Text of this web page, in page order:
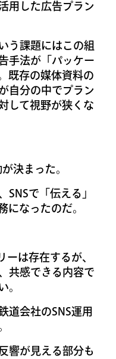
用した広告プラン
う課題にはこの組
手法が「パッケー
既存の媒体資料の
自分の中でプラン
して視野が狭くな
決まった。
SNSで「伝える」
になったのだ。
ーは存在するが、
共感できる内容で
。
道会社のSNS運用
響が見える部分も